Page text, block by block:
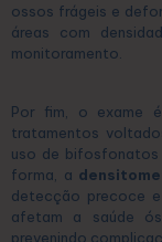
ossos frágeis e
áreas com
monitoramento.
Por fim, o exame
tratamentos
uso de bifosfonatos
forma, a
detecção precoce
afetam a saúde
prevenindo